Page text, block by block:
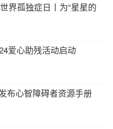
界孤独症日丨为“星星的
爱心助残活动启动
布心智障碍者资源手册